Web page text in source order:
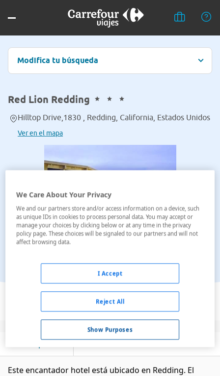
Modifica tu búsqueda
Red Lion Redding
Hilltop Drive,1830 , Redding, California, Estados Unidos
Ver en el mapa
Ver en el mapa
Este encantador hotel está ubicado en Redding. El
We Care About Your Privacy
We and our partners store and/or access information on a device, such
as unique IDs in cookies to process personal data. You may accept or
manage your choices by clicking below or at any time in the privacy
policy page. These choices will be signaled to our partners and will not
affect browsing data.
Show Purposes
Reject All
I Accept